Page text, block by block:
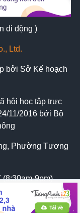
di động )
Ltd.
bởi Sở Kế hoạch
hội học tập trực
11/2016 bởi Bộ
Phường Tương
(8:30am-9pm)